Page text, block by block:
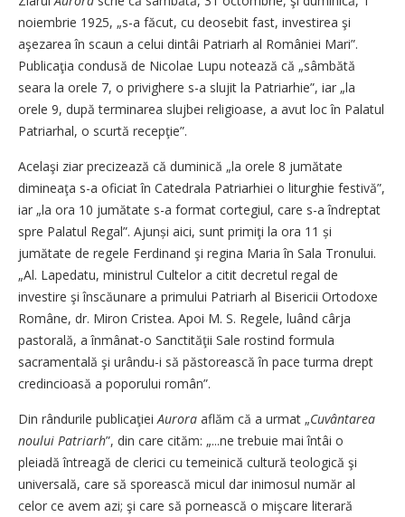
noiembrie 1925, „s-a făcut, cu deosebit fast, investirea şi
aşezarea în scaun a celui dintâi Patriarh al României Mari”.
Publicaţia condusă de Nicolae Lupu notează că „sâmbătă
seara la orele 7, o privighere s-a slujit la Patriarhie”, iar „la
orele 9, după terminarea slujbei religioase, a avut loc în Palatul
Patriarhal, o scurtă recepţie”.
Acelaşi ziar precizează că duminică „la orele 8 jumătate
dimineaţa s-a oficiat în Catedrala Patriarhiei o liturghie festivă”,
iar „la ora 10 jumătate s-a format cortegiul, care s-a îndreptat
spre Palatul Regal”. Ajunși aici, sunt primiţi la ora 11 și
jumătate de regele Ferdinand şi regina Maria în Sala Tronului.
„Al. Lapedatu, ministrul Cultelor a citit decretul regal de
investire şi înscăunare a primului Patriarh al Bisericii Ortodoxe
Române, dr. Miron Cristea. Apoi M. S. Regele, luând cârja
pastorală, a înmânat-o Sanctităţii Sale rostind formula
sacramentală şi urându-i să păstorească în pace turma drept
credincioasă a poporului român”.
Din rândurile publicaţiei Aurora aflăm că a urmat „Cuvântarea
noului Patriarh”, din care cităm: „...ne trebuie mai întâi o
pleiadă întreagă de clerici cu temeinică cultură teologică şi
universală, care să sporească micul dar inimosul număr al
celor ce avem azi; şi care să pornească o mişcare literară